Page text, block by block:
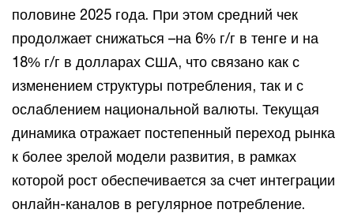
половине 2025 года. При этом средний чек
продолжает снижаться –на 6% г/г в тенге и на
18% г/г в долларах США, что связано как с
изменением структуры потребления, так и с
ослаблением национальной валюты. Текущая
динамика отражает постепенный переход рынка
к более зрелой модели развития, в рамках
которой рост обеспечивается за счет интеграции
онлайн-каналов в регулярное потребление.